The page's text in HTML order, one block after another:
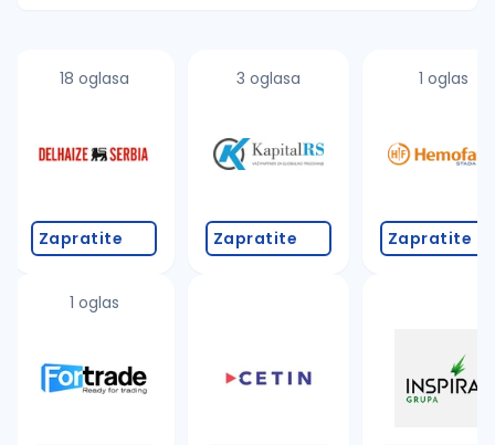
proverite pravopisne greške (koristite č, ć, š, đ,
promenite odabrane filtere pretrage
18 oglasa
Zapratite
1 oglas
3 oglasa
Zapratite
1 oglas
Zapratite